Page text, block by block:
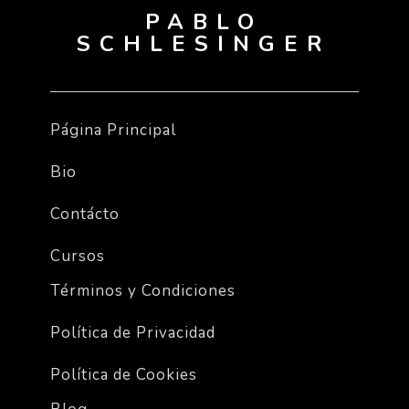
PABLO
SCHLESINGER
Página Principal
Bio
Contácto
Cursos
Términos y Condiciones
Política de Privacidad
Política de Cookies